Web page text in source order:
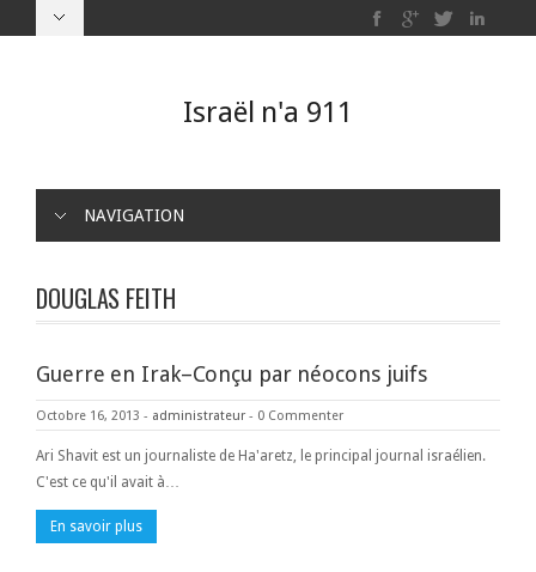
Israël n'a 911
NAVIGATION
DOUGLAS FEITH
Guerre en Irak–Conçu par néocons juifs
Octobre 16, 2013 - administrateur - 0 Commenter
Ari Shavit est un journaliste de Ha'aretz, le principal journal israélien.
C'est ce qu'il avait à…
En savoir plus